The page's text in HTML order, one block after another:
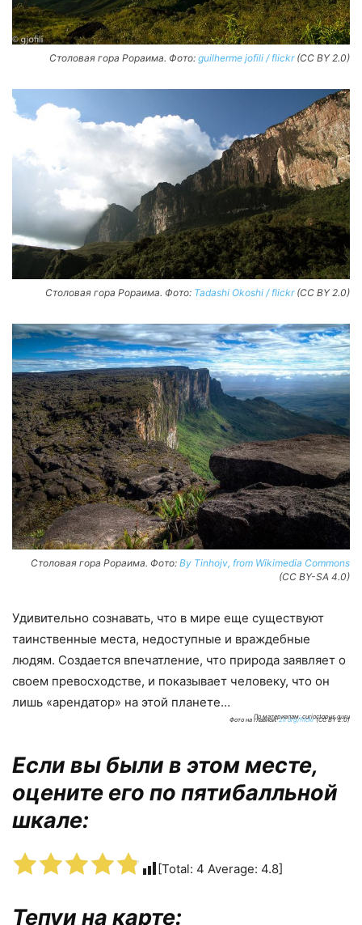
Столовая гора Рораима. Фото: guilherme jofili / flickr(CC BY 2.0)
Столовая гора Рораима. Фото: Tadashi Okoshi / flickr(CC BY 2.0)
Столовая гора Рораима. Фото: By Tinhojv, from Wikimedia Commons
(CC BY-SA 4.0)
Удивительно сознавать, что в мире еще существуют
таинственные места, недоступные и враждебные
людям. Создается впечатление, что природа заявляет о
своем превосходстве, и показывает человеку, что он
лишь «арендатор» на этой планете…
Фото на главной:2il org/flickr(CC BY 2.0)
По материалам: curioctopus.guru
Если вы были в этом месте,
оцените его по пятибалльной
шкале:
[Total: 4 Average: 4.8]
Тепуи на карте: